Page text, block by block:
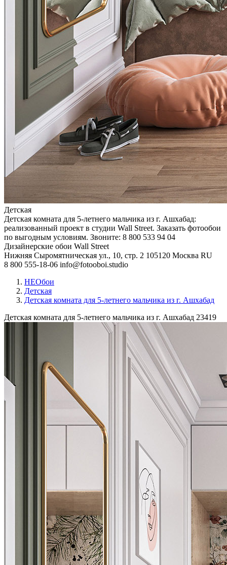
Детская
Детская комната для 5-летнего мальчика из г. Ашхабад:
реализованный проект в студии Wall Street. Заказать фотообои
по выгодным условиям. Звоните: 8 800 533 94 04
Дизайнерские обои Wall Street
Нижняя Сыромятническая ул., 10, стр. 2 105120 Москва RU
8 800 555-18-06 info@fotooboi.studio
НЕОбои
Детская
Детская комната для 5-летнего мальчика из г. Ашхабад
Детская комната для 5-летнего мальчика из г. Ашхабад 23419